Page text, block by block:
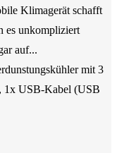
Klimagerät schafft
es unkompliziert
auf...
mit 3
1x USB-Kabel (USB